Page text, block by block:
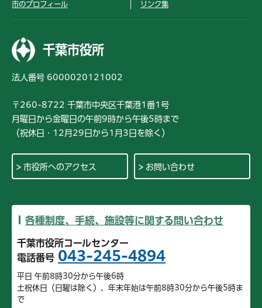
市のプロフィール リンク集
千葉市役所
法人番号 6000020121002
〒260-8722 千葉市中央区千葉港1番1号
月曜日から金曜日の午前9時から午後5時まで
（祝休日・12月29日から1月3日を除く）
市役所へのアクセス お問い合わせ
各種制度、手続、施設等に関する問い合わせ
千葉市役所コールセンター
電話番号 043-245-4894
平日 午前8時30分から午後6時
土祝休日（日曜は除く）、年末年始は午前8時30分から午後5時ま
で